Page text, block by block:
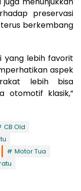
preservasi
berkembang
yang lebih favorit
aspek
lebih bisa
otomotif klasik,”
CB Old
Motor Tua